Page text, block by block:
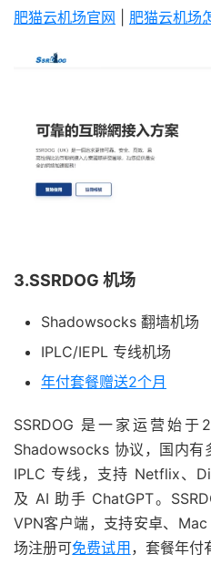
肥猫云机场官网 肥猫云机场
3.SSRDOG 机场
Shadowsocks 翻墙机场
IPLC/IEPL 专线机场
年付套餐赠送2个月
SSRDOG 是一家运营始
Shadowsocks 协议，国内有
IPLC 专线，支持 Netflix、
及 AI 助手 ChatGPT。
VPN客户端，支持安卓、
场注册可免费试用 ，套餐年付